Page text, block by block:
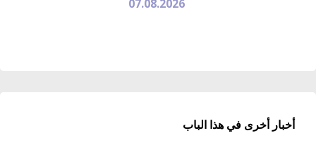
07.08.2026
أخبار أخرى في هذا الباب